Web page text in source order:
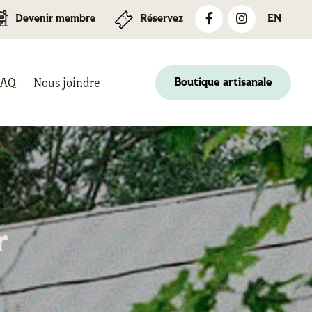
Devenir membre Réservez EN
Nous joindre Boutique artisanale